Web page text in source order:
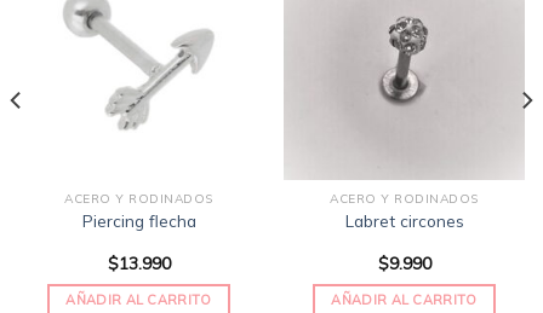
lista
deseos
ACERO Y RODINADOS
Piercing flecha
$13.990
AÑADIR AL CARRITO
ACERO Y RODINADOS
Labret circones
$9.990
AÑADIR AL CARRITO